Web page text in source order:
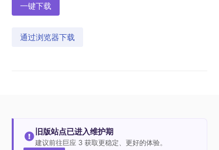
一键下载
通过浏览器下载
旧版站点已进入维护期
建议前往巨应 3 获取更稳定、更好的体验。